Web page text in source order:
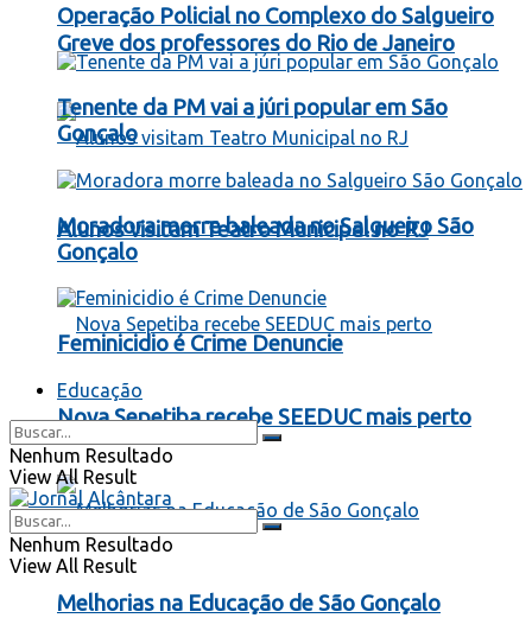
Greve dos professores do Rio de Janeiro
Alunos visitam Teatro Municipal no RJ
Nova Sepetiba recebe SEEDUC mais perto
Melhorias na Educação de São Gonçalo
Operação Policial no Complexo do Salgueiro
Tenente da PM vai a júri popular em São
Gonçalo
Moradora morre baleada no Salgueiro São
Gonçalo
Feminicidio é Crime Denuncie
Educação
Nenhum Resultado
View All Result
Nenhum Resultado
View All Result